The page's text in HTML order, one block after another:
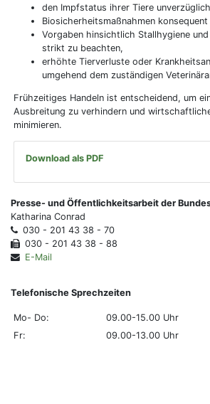
den Impfstatus ihrer Tiere
Biosicherheitsmaßnahmen konsequent
Vorgaben hinsichtlich Stallhygiene
strikt zu beachten,
erhöhte Tierverluste oder
umgehend dem zuständigen
Frühzeitiges Handeln ist entscheidend, um
Ausbreitung zu verhindern und
minimieren.
Download als PDF
Presse- und Öffentlichkeitsarbeit der
Katharina Conrad
030 - 201 43 38 - 70
030 - 201 43 38 - 88
E-Mail
Telefonische Sprechzeiten
Mo- Do:
09.00-15.00 Uhr
Fr:
09.00-13.00 Uhr